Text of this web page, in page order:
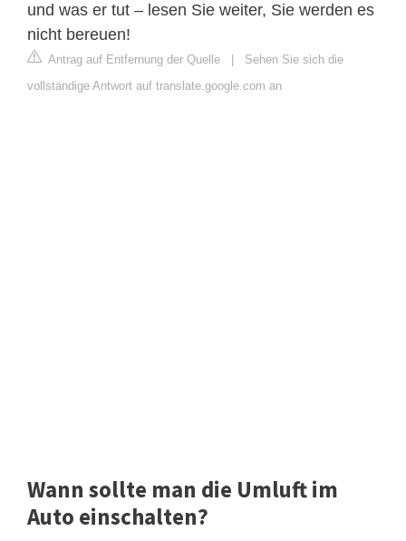
und was er tut – lesen Sie weiter, Sie werden es
nicht bereuen!
Antrag auf Entfernung der Quelle
Sehen Sie sich die
vollständige Antwort auf translate.google.com an
Wann sollte man die Umluft im
Auto einschalten?